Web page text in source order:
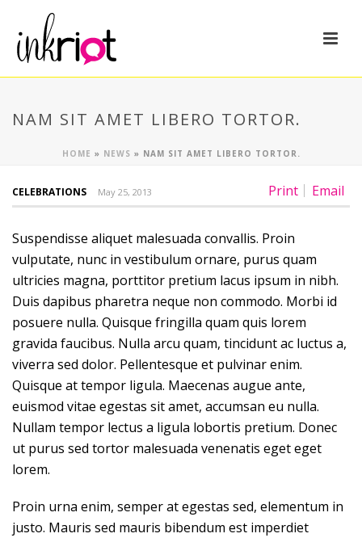
NAM SIT AMET LIBERO TORTOR.
HOME » NEWS » NAM SIT AMET LIBERO TORTOR.
Print Email
CELEBRATIONS May 25, 2013
Suspendisse aliquet malesuada convallis. Proin
vulputate, nunc in vestibulum ornare, purus quam
ultricies magna, porttitor pretium lacus ipsum in nibh.
Duis dapibus pharetra neque non commodo. Morbi id
posuere nulla. Quisque fringilla quam quis lorem
gravida faucibus. Nulla arcu quam, tincidunt ac luctus a,
viverra sed dolor. Pellentesque et pulvinar enim.
Quisque at tempor ligula. Maecenas augue ante,
euismod vitae egestas sit amet, accumsan eu nulla.
Nullam tempor lectus a ligula lobortis pretium. Donec
ut purus sed tortor malesuada venenatis eget eget
lorem.
Proin urna enim, semper at egestas sed, elementum in
justo. Mauris sed mauris bibendum est imperdiet